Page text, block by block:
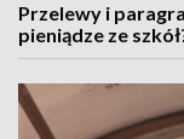
Przelewy i
pieniądze ze